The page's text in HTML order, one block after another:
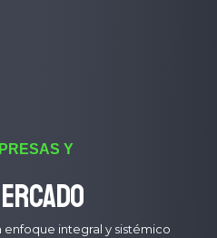
Y
enfoque integral y sistémico